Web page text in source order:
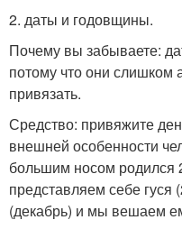
2. даты и годовщины.
Почему вы забываете:
потому что они слишком
привязать.
Средство: привяжите
внешней особенности
большим носом родился
представляем себе гуся
(декабрь) и мы вешаем